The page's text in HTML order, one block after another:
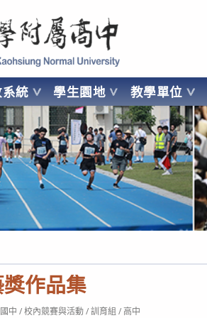
Kaohsiung Normal University
系統 學生園地 教學單位
NORMAL UNIVERSITY
作品集
國中 / 校內競賽與活動 / 訓育組 / 高中